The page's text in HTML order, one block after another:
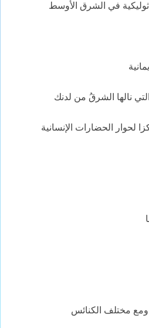
في الشرق الأوسط
التي نالها الشرقُ من لدنك
لحوار الحضارات الإنسانية
مختلف الكنائس